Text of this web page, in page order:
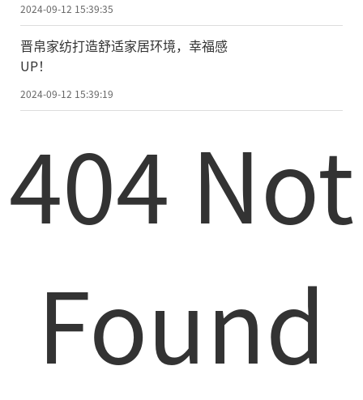
2024-09-12 15:39:35
晋帛家纺打造舒适家居环境，幸福感
UP！
2024-09-12 15:39:19
404 Not
Found